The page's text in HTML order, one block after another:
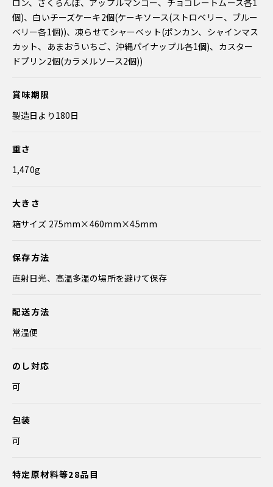
個)、白いチーズケーキ2個(ケーキソース(ストロベリー、ブルー
ベリー各1個))、凍らせてシャーベット(ポンカン、シャインマス
カット、あまおういちご、沖縄パイナップル各1個)、カスター
ドプリン2個(カラメルソース2個))
賞味期限
製造日より180日
重さ
1,470g
大きさ
箱サイズ 275mm×460mm×45mm
保存方法
直射日光、高温多湿の場所を避けて保存
配送方法
常温便
のし対応
可
包装
可
特定原材料等28品目